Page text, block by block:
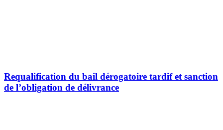
Requalification du bail dérogatoire tardif et sanction
de l’obligation de délivrance